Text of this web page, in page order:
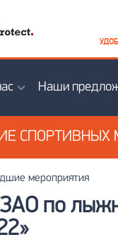
Наши
СПОРТИВНЫХ
мероприятия
по